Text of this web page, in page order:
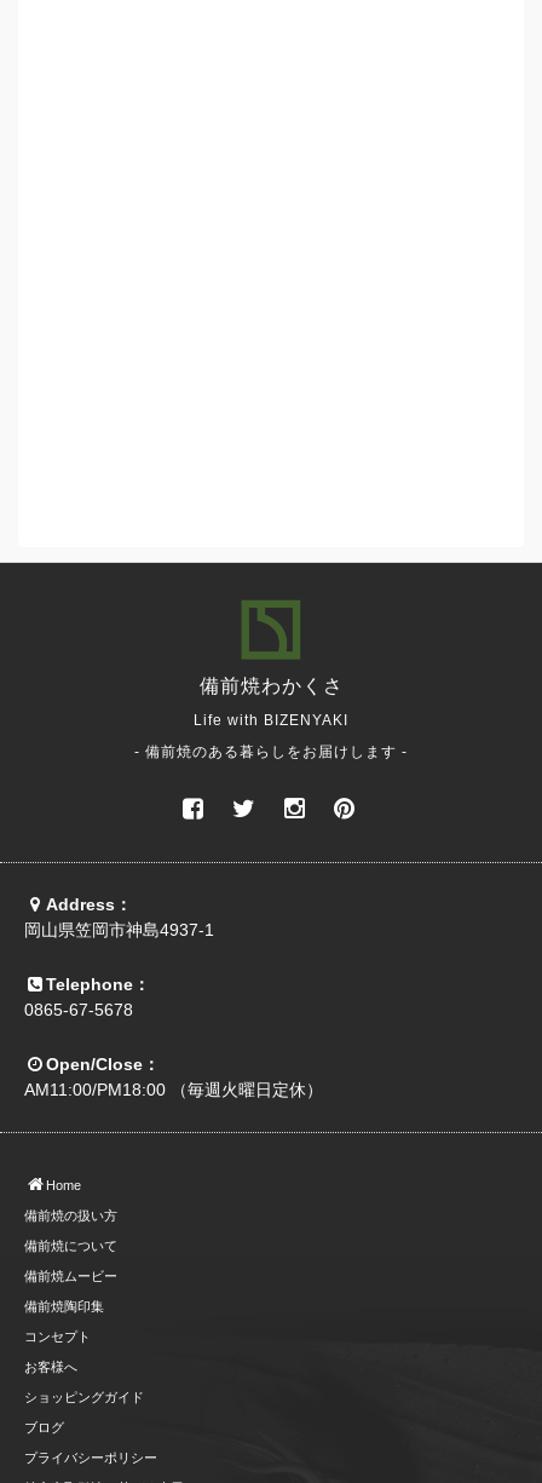
備前焼わかくさ
Life with BIZENYAKI
- 備前焼のある暮らしをお届けします -
Address：
岡山県笠岡市神島4937-1
Telephone：
0865-67-5678
Open/Close：
AM11:00/PM18:00 （毎週火曜日定休）
Home
備前焼の扱い方
備前焼について
備前焼ムービー
備前焼陶印集
コンセプト
お客様へ
ショッピングガイド
ブログ
プライバシーポリシー